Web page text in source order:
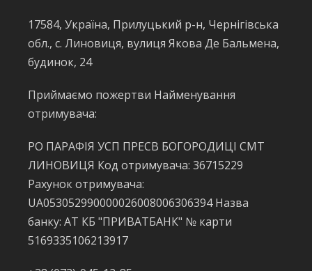
17584, Україна, Прилуцький р-н, Чернігівська
обл., с. Линовиця, вулиця Якова Де Бальмена,
будинок, 24
Приймаємо пожертви Найменування
отримувача:
РО ПАРАФІЯ УСП ПРЕСВ БОГОРОДИЦІ СМТ
ЛИНОВИЦЯ Код отримувача: 36715229
Рахунок отримувача:
UA053052990000026008006306394 Назва
банку: АТ КБ "ПРИВАТБАНК" № карти
5169335106213917